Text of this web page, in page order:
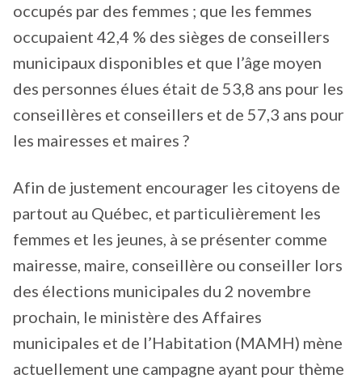
occupés par des femmes ; que les femmes
occupaient 42,4 % des sièges de conseillers
municipaux disponibles et que l’âge moyen
des personnes élues était de 53,8 ans pour les
conseillères et conseillers et de 57,3 ans pour
les mairesses et maires ?
Afin de justement encourager les citoyens de
partout au Québec, et particulièrement les
femmes et les jeunes, à se présenter comme
mairesse, maire, conseillère ou conseiller lors
des élections municipales du 2 novembre
prochain, le ministère des Affaires
municipales et de l’Habitation (MAMH) mène
actuellement une campagne ayant pour thème